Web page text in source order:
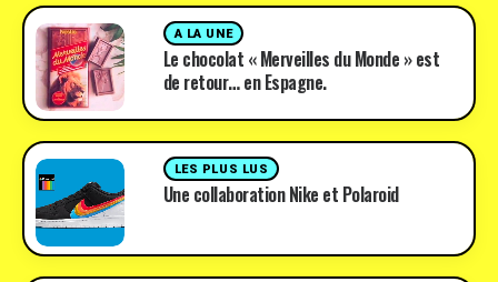
A LA UNE
Le chocolat « Merveilles du Monde » est
de retour… en Espagne.
LES PLUS LUS
Une collaboration Nike et Polaroid